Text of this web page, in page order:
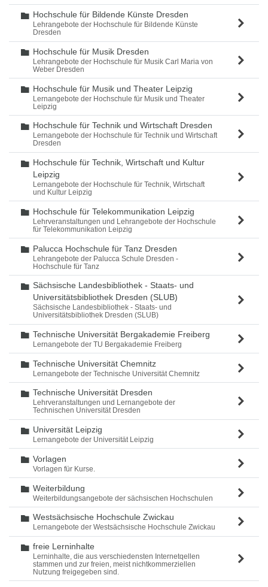
Ordner
Hochschule für Bildende Künste Dresden
Lehrangebote der Hochschule für Bildende Künste
Dresden
Ordner
Hochschule für Musik Dresden
Lehrangebote der Hochschule für Musik Carl Maria von
Weber Dresden
Ordner
Hochschule für Musik und Theater Leipzig
Lernangebote der Hochschule für Musik und Theater
Leipzig
Ordner
Hochschule für Technik und Wirtschaft Dresden
Lernangebote der Hochschule für Technik und Wirtschaft
Dresden
Ordner
Hochschule für Technik, Wirtschaft und Kultur
Leipzig
Lernangebote der Hochschule für Technik, Wirtschaft
und Kultur Leipzig
Ordner
Hochschule für Telekommunikation Leipzig
Lehrveranstaltungen und Lehrangebote der Hochschule
für Telekommunikation Leipzig
Ordner
Palucca Hochschule für Tanz Dresden
Lehrangebote der Palucca Schule Dresden -
Hochschule für Tanz
Ordner
Sächsische Landesbibliothek - Staats- und
Universitätsbibliothek Dresden (SLUB)
Sächsische Landesbibliothek - Staats- und
Universitätsbibliothek Dresden (SLUB)
Ordner
Technische Universität Bergakademie Freiberg
Lernangebote der TU Bergakademie Freiberg
Ordner
Technische Universität Chemnitz
Lernangebote der Technische Universität Chemnitz
Ordner
Technische Universität Dresden
Lehrveranstaltungen und Lernangebote der
Technischen Universität Dresden
Ordner
Universität Leipzig
Lernangebote der Universität Leipzig
Ordner
Vorlagen
Vorlagen für Kurse.
Ordner
Weiterbildung
Weiterbildungsangebote der sächsischen Hochschulen
Ordner
Westsächsische Hochschule Zwickau
Lernangebote der Westsächsische Hochschule Zwickau
Ordner
freie Lerninhalte
Lerninhalte, die aus verschiedensten Internetqellen
stammen und zur freien, meist nichtkommerziellen
Nutzung freigegeben sind.